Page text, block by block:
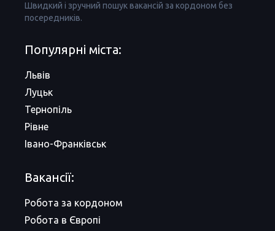
Швидкий і зручний пошук вакансій за кордоном без
посередників.
Популярні міста:
Львів
Луцьк
Тернопіль
Рівне
Івано-Франківськ
Вакансії:
Робота за кордоном
Робота в Європі